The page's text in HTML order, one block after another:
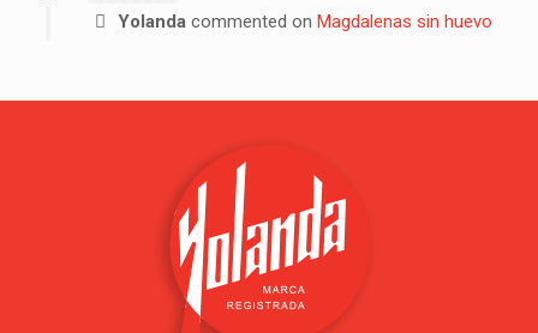
Yolanda commented on Magdalenas sin huevo